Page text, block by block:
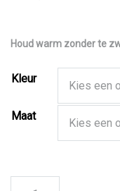
Houd warm zonder te
Kleur
Maat